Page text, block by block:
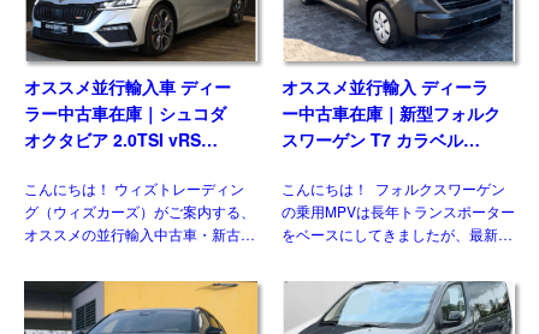
オススメ並行輸入車 ディー
ラー中古車在庫｜シュコダ
オクタビア 2.0TSI vRS
こんにちは！ ウィズトレーディン
グ（ウィズカーズ）がご案内する、
オススメの並行輸入中古車・新古
入のシュコダ オクタビア
vRS(Skoda Octavia vRS）です。
グレード追加で […]
オススメ並行輸入 ディーラ
ー中古車在庫｜新型フォルク
スワーゲン T7 カラベル
8AT 左ハンドル
こんにちは！ フォルクスワーゲン
の乗用MPVは長年トランスポーター
をベースにしてきましたが、最新の
た。マルチバンやカリフォルニアが
乗用車系プラットフォームを採用し
たモデルとして […]